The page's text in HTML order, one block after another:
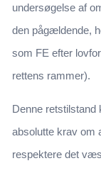
undersøgelse af
den pågældende,
som FE efter
rettens rammer).
Denne
absolutte krav om
respektere det